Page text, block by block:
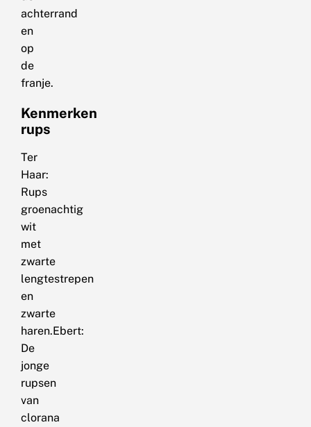
achterrand
en
op
de
franje.
Kenmerken
rups
Ter
Haar:
Rups
groenachtig
wit
met
zwarte
lengtestrepen
en
zwarte
haren.Ebert:
De
jonge
rupsen
van
clorana